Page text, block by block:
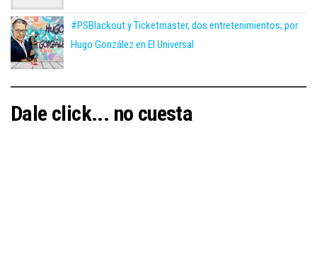
#PSBlackout y Ticketmaster, dos entretenimientos; por
Hugo González en El Universal
Dale click... no cuesta